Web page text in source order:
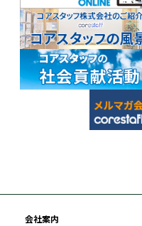
会社案内